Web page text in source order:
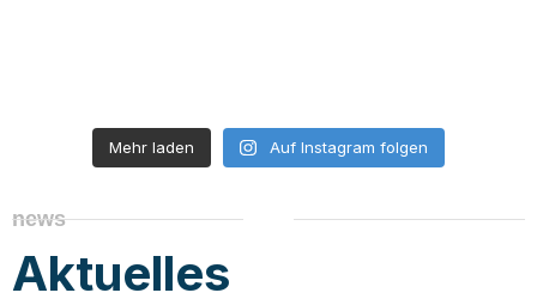
Mehr laden Auf Instagram folgen
news
Aktuelles